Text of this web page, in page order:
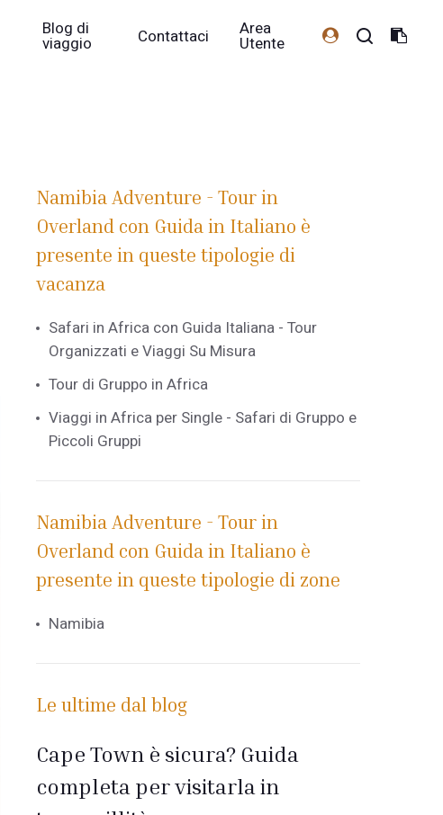
Blog di
viaggio Contattaci Area
Utente
Namibia Adventure - Tour in
Overland con Guida in Italiano è
presente in queste tipologie di
vacanza
Safari in Africa con Guida Italiana - Tour
Organizzati e Viaggi Su Misura
Tour di Gruppo in Africa
Viaggi in Africa per Single - Safari di Gruppo e
Piccoli Gruppi
Namibia Adventure - Tour in
Overland con Guida in Italiano è
presente in queste tipologie di zone
Namibia
Le ultime dal blog
Cape Town è sicura? Guida
completa per visitarla in